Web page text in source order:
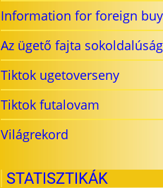
Information for foreign
Az ügető fajta
Tiktok ugetoverseny
Tiktok futalovam
Világrekord
STATISZTIKÁK